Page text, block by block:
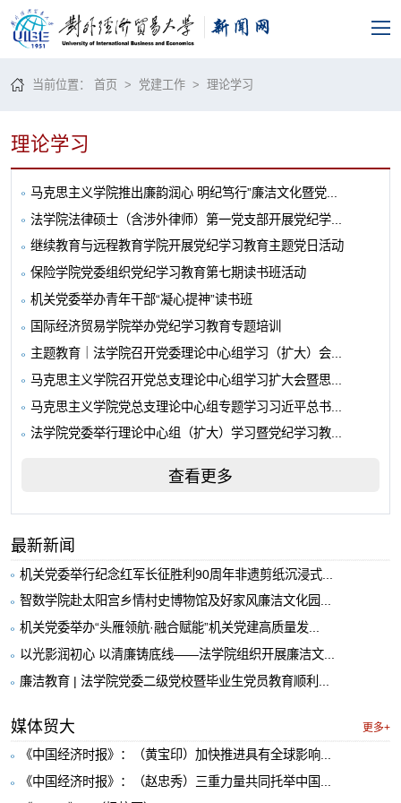
当前位置：首页 > 党建工作 >理论学习
理论学习
马克思主义学院推出廉韵润心 明纪笃行”廉洁文化暨党...
法学院法律硕士（含涉外律师）第一党支部开展党纪学...
继续教育与远程教育学院开展党纪学习教育主题党日活动
保险学院党委组织党纪学习教育第七期读书班活动
机关党委举办青年干部“凝心提神”读书班
国际经济贸易学院举办党纪学习教育专题培训
主题教育｜法学院召开党委理论中心组学习（扩大）会...
马克思主义学院召开党总支理论中心组学习扩大会暨思...
马克思主义学院党总支理论中心组专题学习习近平总书...
法学院党委举行理论中心组（扩大）学习暨党纪学习教...
查看更多
最新新闻
机关党委举行纪念红军长征胜利90周年非遗剪纸沉浸式...
智数学院赴太阳宫乡情村史博物馆及好家风廉洁文化园...
机关党委举办“头雁领航·融合赋能”机关党建高质量发...
以光影润初心 以清廉铸底线——法学院组织开展廉洁文...
廉洁教育 | 法学院党委二级党校暨毕业生党员教育顺利...
媒体贸大 更多+
《中国经济时报》：（黄宝印）加快推进具有全球影响...
《中国经济时报》：（赵忠秀）三重力量共同托举中国...